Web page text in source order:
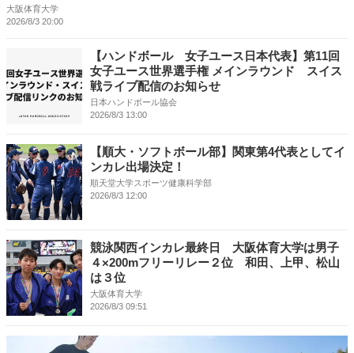
大阪体育大学
2026/8/3 20:00
【ハンドボール 女子ユース日本代表】第11回
女子ユース世界選手権 メインラウンド スイス
戦ライブ配信のお知らせ
日本ハンドボール協会
2026/8/3 13:00
【順大・ソフトボール部】関東第4代表としてイ
ンカレ出場決定！
順天堂大学スポーツ健康科学部
2026/8/3 12:00
競泳関西インカレ最終日 大阪体育大学は男子
４×200mフリーリレー２位 和田、上甲、松山
は３位
大阪体育大学
2026/8/3 09:51